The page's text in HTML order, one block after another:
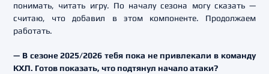
понимать, читать игру. По началу сезона могу сказать —
считаю, что добавил в этом компоненте. Продолжаем
работать.
— В сезоне 2025/2026 тебя пока не привлекали в команду
КХЛ. Готов показать, что подтянул начало атаки?